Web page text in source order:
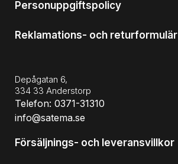
Personuppgiftspolicy
Reklamations- och returformulär
Depågatan 6,
334 33 Anderstorp
Telefon: 0371-31310
info@satema.se
Försäljnings- och leveransvillkor